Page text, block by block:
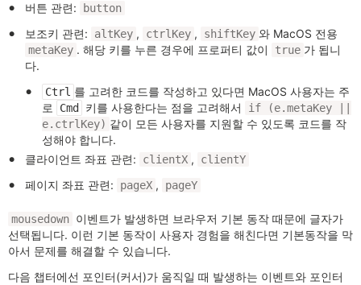
버튼 관련:
button
보조키 관련: altKey , ctrlKey , shiftKey 와 MacOS 전용
metaKey . 해당 키를 누른 경우에 프로퍼티 값이 true 가 됩니
다.
Ctrl 를 고려한 코드를 작성하고 있다면 MacOS 사용자는 주
로
Cmd 키를 사용한다는 점을 고려해서
if (e.metaKey ||
e.ctrlKey) 같이 모든 사용자를 지원할 수 있도록 코드를 작
성해야 합니다.
클라이언트 좌표 관련:
clientX , clientY
페이지 좌표 관련: pageX , pageY
mousedown 이벤트가 발생하면 브라우저 기본 동작 때문에 글자가
선택됩니다. 이런 기본 동작이 사용자 경험을 해친다면 기본동작을 막
아서 문제를 해결할 수 있습니다.
다음 챕터에선 포인터(커서)가 움직일 때 발생하는 이벤트와 포인터